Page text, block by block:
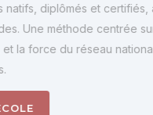
natifs, diplômés et
Une méthode centrée
et la force du réseau
ÉCOLE